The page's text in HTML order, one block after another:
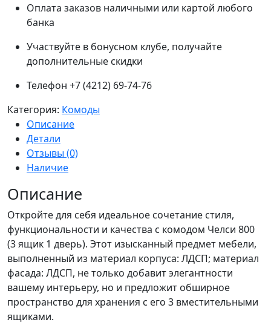
Оплата заказов наличными или картой любого
банка
Участвуйте в бонусном клубе, получайте
дополнительные скидки
Телефон +7 (4212) 69-74-76
Категория: Комоды
Описание
Детали
Отзывы (0)
Наличие
Описание
Откройте для себя идеальное сочетание стиля,
функциональности и качества с комодом Челси 800
(3 ящик 1 дверь). Этот изысканный предмет мебели,
выполненный из материал корпуса: ЛДСП; материал
фасада: ЛДСП, не только добавит элегантности
вашему интерьеру, но и предложит обширное
пространство для хранения с его 3 вместительными
ящиками.